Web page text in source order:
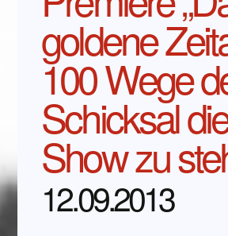
goldene
100 Wege
Schicksal
Show zu
12.09.2013